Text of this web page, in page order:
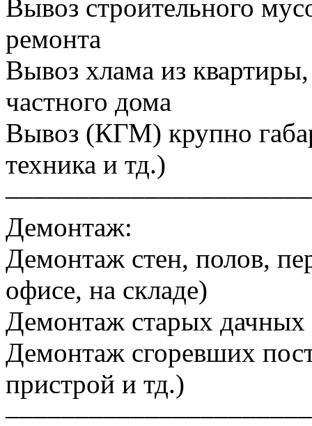
Вывоз строительного
ремонта
Вывоз хлама из
частного дома
Вывоз (КГМ) крупно
техника и тд.)
Демонтаж:
Демонтаж стен, полов,
офисе, на складе)
Демонтаж старых
Демонтаж сгоревших
пристрой и тд.)